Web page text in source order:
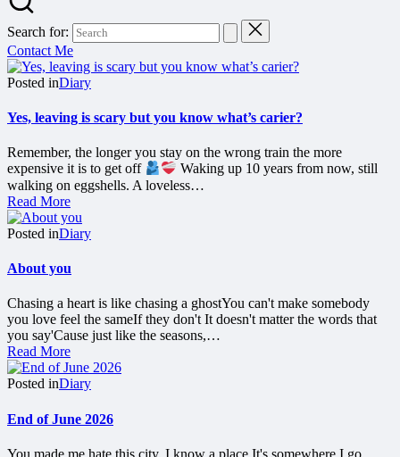
Search for:
Contact Me
Posted inDiary
Yes, leaving is scary but you know what’s carier?
Remember, the longer you stay on the wrong train the more
expensive it is to get off
Waking up 10 years from now, still
walking on eggshells. A loveless…
Read More
Posted inDiary
About you
Chasing a heart is like chasing a ghostYou can't make somebody
you love feel the sameIf they don't It doesn't matter the words that
you say'Cause just like the seasons,…
Read More
Posted inDiary
End of June 2026
You made me hate this city. I know a place It's somewhere I go